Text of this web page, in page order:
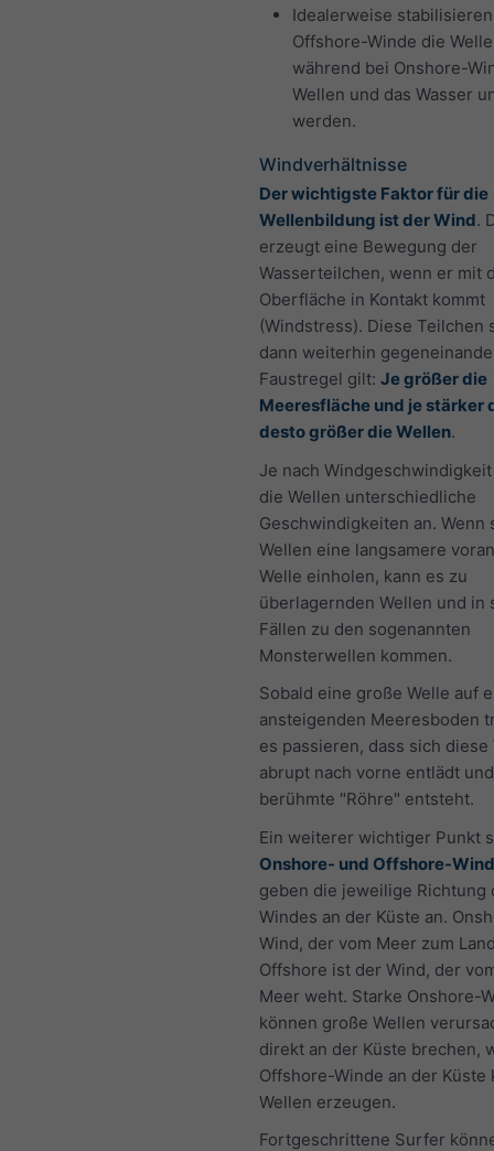
Idealerweise
Offshore-Winde die
während bei Onshore-
Wellen und das Wasser
werden.
Windverhältnisse
Der wichtigste Faktor für die
Wellenbildung ist der Wind.
erzeugt eine Bewegung der
Wasserteilchen, wenn er mit
Oberfläche in Kontakt kommt
(Windstress). Diese Teilchen
dann weiterhin
Faustregel gilt: Je größer die
Meeresfläche und je stärker
desto größer die Wellen.
Je nach
die Wellen unterschiedliche
Geschwindigkeiten an. Wenn
Wellen eine langsamere
Welle einholen, kann es zu
überlagernden Wellen und in
Fällen zu den sogenannten
Monsterwellen kommen.
Sobald eine große Welle auf
ansteigenden Meeresboden
es passieren, dass sich diese
abrupt nach vorne entlädt
berühmte "Röhre" entsteht.
Ein weiterer wichtiger Punkt
Onshore- und Offshore-
geben die jeweilige Richtung
Windes an der Küste an.
Wind, der vom Meer zum
Offshore ist der Wind, der
Meer weht. Starke Onshore-
können große Wellen
direkt an der Küste brechen,
Offshore-Winde an der Küste
Wellen erzeugen.
Fortgeschrittene Surfer